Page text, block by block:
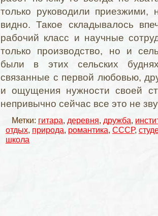
только руководили
видно. Такое складывалось
рабочий класс и научные
только производство, но и
были в этих сельских
связанные с первой любовью,
и ощущения нужности своей
непривычно сейчас все это не
Метки: гитара, деревня, дружба,
отдых, природа, романтика, СССР,
школа